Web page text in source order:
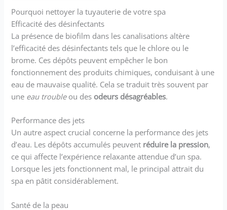
Pourquoi nettoyer la tuyauterie de votre spa
Efficacité des désinfectants
La présence de biofilm dans les canalisations altère
l’efficacité des désinfectants tels que le chlore ou le
brome. Ces dépôts peuvent empêcher le bon
fonctionnement des produits chimiques, conduisant à une
eau de mauvaise qualité. Cela se traduit très souvent par
une eau troubleou des odeurs désagréables.
Performance des jets
Un autre aspect crucial concerne la performance des jets
d’eau. Les dépôts accumulés peuvent réduire la pression,
ce qui affecte l’expérience relaxante attendue d’un spa.
Lorsque les jets fonctionnent mal, le principal attrait du
spa en pâtit considérablement.
Santé de la peau